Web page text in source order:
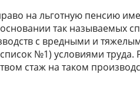
на льготную пенсию
так называемых
с вредными и
№1) условиями труда.
стаж на таком